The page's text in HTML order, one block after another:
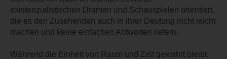
existenzialistischen Dramen und Schauspielen orientiert,
die es den Zusehenden auch in ihrer Deutung nicht leicht
machen und keine einfachen Antworten liefern.
Während die Einheit von Raum und Zeit gewahrt bleibt,